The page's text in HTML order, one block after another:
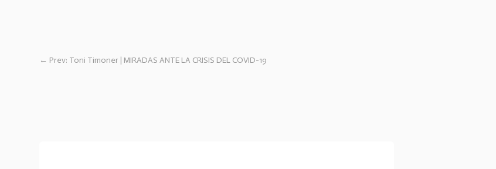
← Prev: Toni Timoner | MIRADAS ANTE LA CRISIS DEL COVID-19